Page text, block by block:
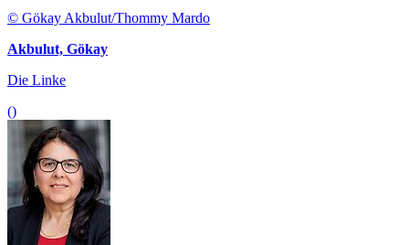
© Gökay Akbulut/Thommy Mardo
Akbulut, Gökay
Die Linke
()